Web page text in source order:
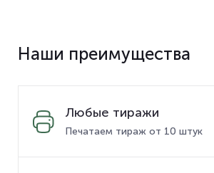
Наши преимущества
Любые тиражи
Печатаем тираж от 10 штук